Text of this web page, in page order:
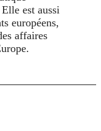
est aussi
européens,
affaires